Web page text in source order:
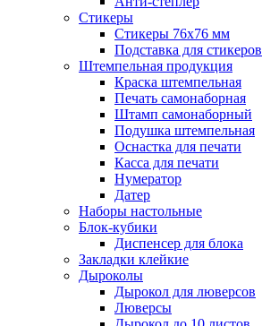
Стикеры
Стикеры 76x76 мм
Подставка для стикеров
Штемпельная продукция
Краска штемпельная
Печать самонаборная
Штамп самонаборный
Подушка штемпельная
Оснастка для печати
Касса для печати
Нумератор
Датер
Наборы настольные
Блок-кубики
Диспенсер для блока
Закладки клейкие
Дыроколы
Дырокол для люверсов
Люверсы